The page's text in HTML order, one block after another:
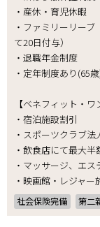
・産休・育児休暇
・ファミリーリー
て20日付与）
・退職年金制度
・定年制度あり(65
【ベネフィット・
・宿泊施設割引
・スポーツクラブ法
・飲食店にて最大半
・マッサージ、エ
・映画館・レジャ
社会保険完備 第二